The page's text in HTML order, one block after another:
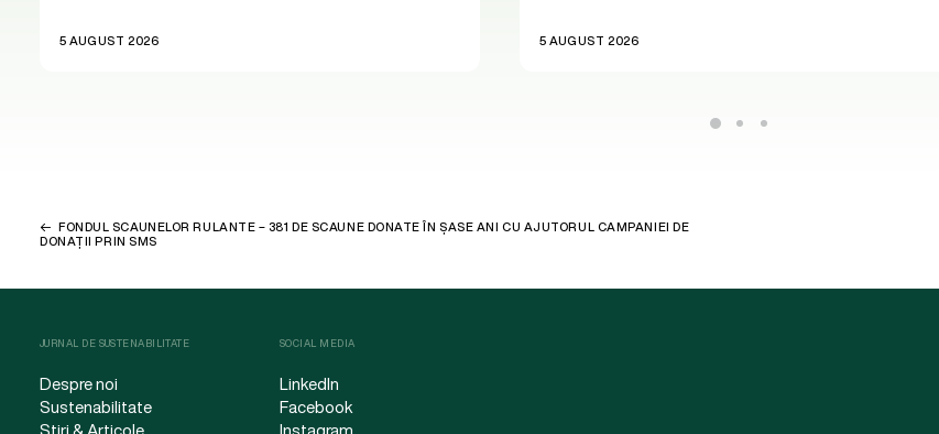
5 AUGUST 2026 5 AUGUST 2026
FONDUL SCAUNELOR RULANTE – 381 DE SCAUNE DONATE ÎN ȘASE ANI CU AJUTORUL CAMPANIEI DE
DONAȚII PRIN SMS
JURNAL DE SUSTENABILITATE
Despre noi
Sustenabilitate
SOCIAL MEDIA
LinkedIn
Facebook